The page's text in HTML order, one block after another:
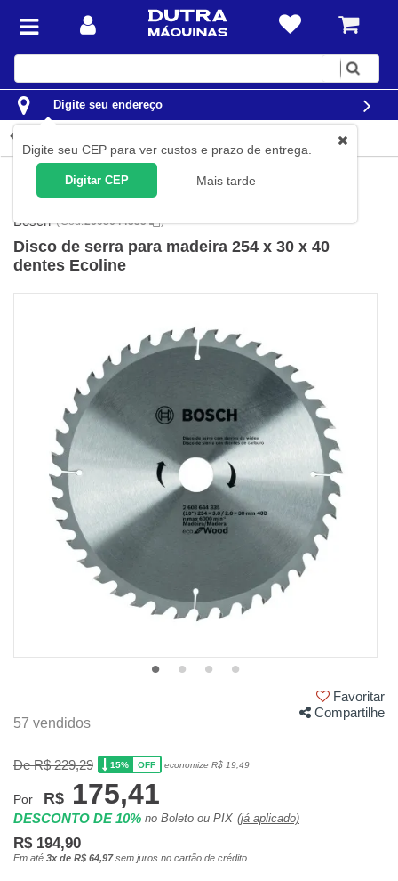
Digite
Digite seu endereço
Digite seu CEP para ver custos e prazo de entrega.
Digitar CEP Mais tarde
Ferramentas Acessórios para Ferramentas
Discos de Serra
Bosch (Cód.2608644335 )
Disco de serra para madeira 254 x 30 x 40
dentes Ecoline
Favoritar
57 vendidos
Compartilhe
De R$ 229,29 15% OFF economize R$ 19,49
Por R$ 175,41
DESCONTO DE 10% no Boleto ou PIX (já aplicado)
R$ 194,90
Em até 3x de R$ 64,97sem juros no cartão de crédito